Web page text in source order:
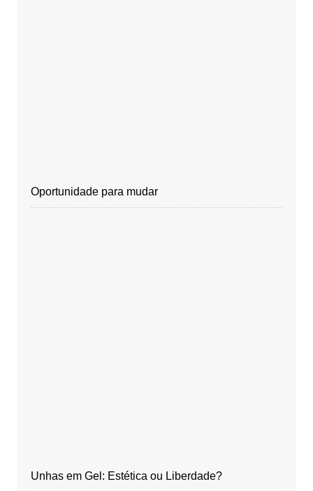
Oportunidade para mudar
Unhas em Gel: Estética ou Liberdade?